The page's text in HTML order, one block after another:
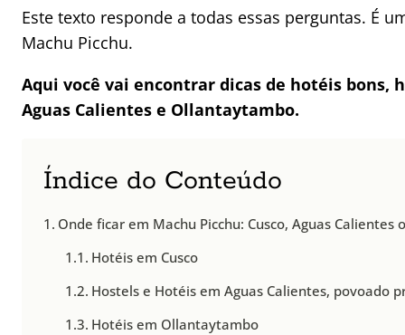
Este texto responde a todas essas perguntas. É
Machu Picchu.
Aqui você vai encontrar dicas de hotéis bons,
Aguas Calientes e Ollantaytambo.
Índice do Conteúdo
Onde ficar em Machu Picchu: Cusco, Aguas Calientes
Hotéis em Cusco
Hostels e Hotéis em Aguas Calientes, povoado
Hotéis em Ollantaytambo